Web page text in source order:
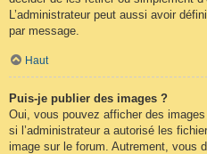
L’administrateur peut aussi avoir
par message.
Haut
Puis-je publier des images ?
Oui, vous pouvez afficher des
si l’administrateur a autorisé les
image sur le forum. Autrement, vous